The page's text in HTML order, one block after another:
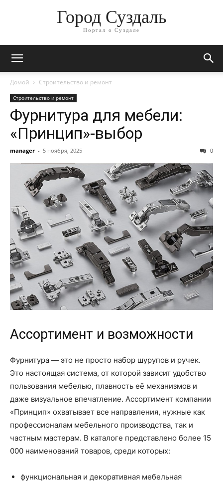
Город Суздаль
Портал о Суздале
Домой Строительство и ремонт
Строительство и ремонт
Фурнитура для мебели:
«Принцип»-выбор
manager - 5 ноября, 2025 0
Ассортимент и возможности
Фурнитура — это не просто набор шурупов и ручек.
Это настоящая система, от которой зависит удобство
пользования мебелью, плавность её механизмов и
даже визуальное впечатление. Ассортимент компании
«Принцип» охватывает все направления, нужные как
профессионалам мебельного производства, так и
частным мастерам. В каталоге представлено более 15
000 наименований товаров, среди которых:
функциональная и декоративная мебельная